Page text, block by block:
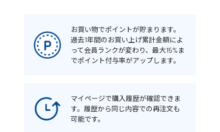
お買い物でポイントが貯まります。
過去1年間のお買い上げ累計金額によ
って会員ランクが変わり、最大15%ま
でポイント付与率がアップします。
マイページで購入履歴が確認できま
す。履歴から同じ内容での再注文も
可能です。